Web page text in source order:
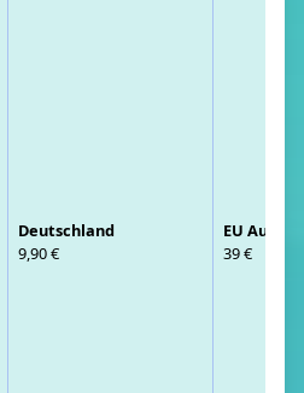
Deutschland
9,90 €
EU
39 €